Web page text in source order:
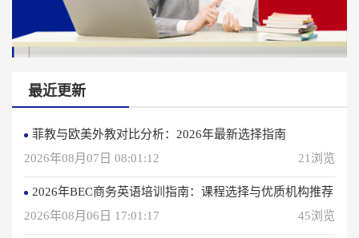
最近更新
菲教与欧美外教对比分析：2026年最新选择指南
2026年08月07日 08:01:12
21浏览
2026年BEC商务英语培训指南：课程选择与优质机构推荐
2026年08月06日 17:01:17
45浏览